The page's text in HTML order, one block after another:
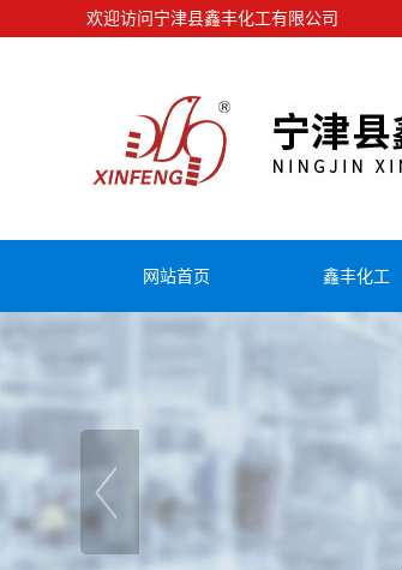
欢迎访问宁津县鑫丰化工有限公司
网站首页 鑫丰化工